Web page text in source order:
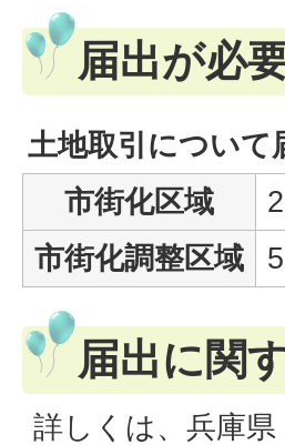
届出が必
土地取引について
市街化区域
市街化調整区域
届出に関
詳しくは、兵庫